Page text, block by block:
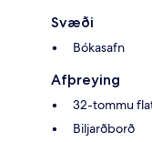
Svæði
Bókasafn
Afþreying
32-tommu
Biljarðborð